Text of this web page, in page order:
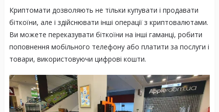
Криптомати дозволяють не тільки купувати і продавати
біткоїни, але і здійснювати інші операції з криптовалютами.
Ви можете переказувати біткоїни на інші гаманці, робити
поповнення мобільного телефону або платити за послуги і
товари, використовуючи цифрові кошти.